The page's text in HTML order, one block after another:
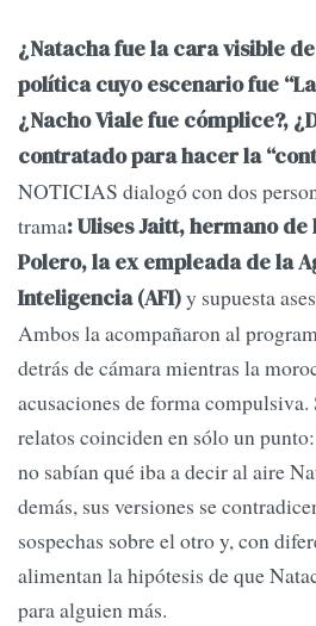
¿Natacha fue la cara visible
política cuyo escenario fue
¿Nacho Viale fue cómplice?,
contratado para hacer la
NOTICIAS dialogó con dos
trama: Ulises Jaitt, hermano
Polero, la ex empleada de la
Inteligencia (AFI)y supuesta
Ambos la acompañaron al
detrás de cámara mientras la
acusaciones de forma compulsiva.
relatos coinciden en sólo un
no sabían qué iba a decir al aire
demás, sus versiones se
sospechas sobre el otro y, con
alimentan la hipótesis de que
para alguien más.